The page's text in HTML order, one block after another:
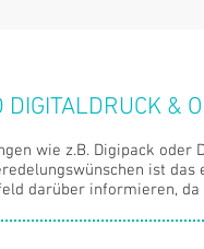
DIGITALDRUCK &
wie z.B. Digipack
ist
darüber informieren,